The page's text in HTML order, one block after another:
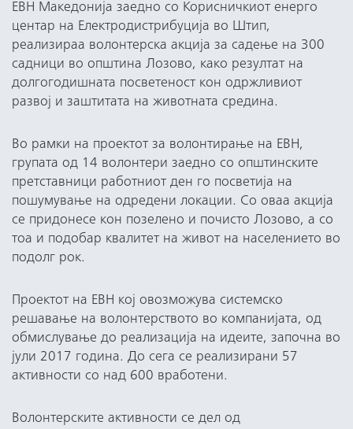
ЕВН Македонија заедно со Корисничкиот енерго
центар на Електродистрибуција во Штип,
реализираа волонтерска акција за садење на 300
садници во општина Лозово, како резултат на
долгогодишната посветеност кон одржливиот
развој и заштитата на животната средина.
Во рамки на проектот за волонтирање на ЕВН,
групата од 14 волонтери заедно со општинските
претставници работниот ден го посветија на
пошумување на одредени локации. Со оваа акција
се придонесе кон позелено и почисто Лозово, а со
тоа и подобар квалитет на живот на населението во
подолг рок.
Проектот на ЕВН кој овозможува системско
решавање на волонтерството во компанијата, од
обмислување до реализација на идеите, започна во
јули 2017 година. До сега се реализирани 57
активности со над 600 вработени.
Волонтерските активности се дел од